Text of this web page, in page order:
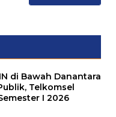
di Bawah Danantara
Telkomsel
I 2026